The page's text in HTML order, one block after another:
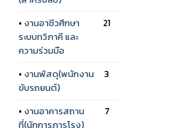
• งานอาชีวศึกษา
ระบบทวิภาคี และ
ความร่วมมือ
21
• งานพัสดุ(พนักงาน
ขับรถยนต์)
3
• งานอาคารสถาน
ที่(นักการภารโรง)
7